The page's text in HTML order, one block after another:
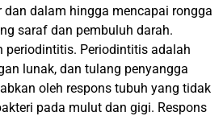
dan dalam hingga mencapai rongga
saraf dan pembuluh darah.
periodintitis. Periodintitis adalah
lunak, dan tulang penyangga
oleh respons tubuh yang tidak
pada mulut dan gigi. Respons